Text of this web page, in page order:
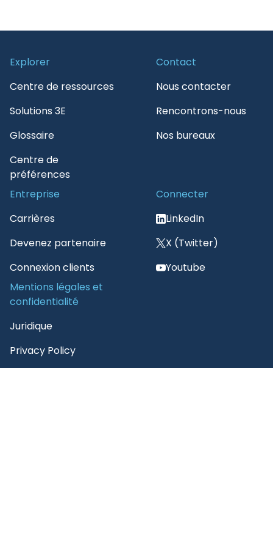
Explorer
Centre de ressources
Solutions 3E
Glossaire
Centre de
préférences
Contact
Nous contacter
Rencontrons-nous
Nos bureaux
Entreprise
Carrières
Devenez partenaire
Connexion clients
Connecter
LinkedIn
X (Twitter)
Youtube
Mentions légales et
confidentialité
Juridique
Privacy Policy